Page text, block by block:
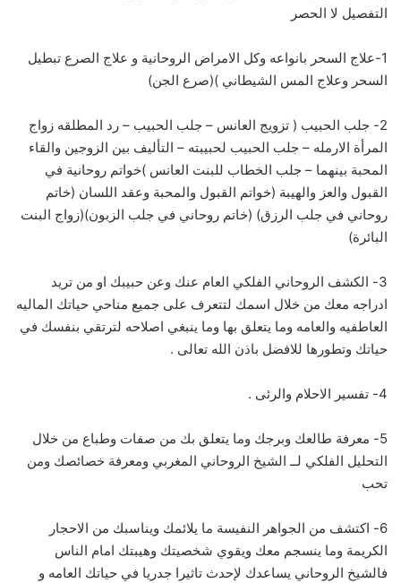
التفصيل لا الحصر
1-علاج السحر بانواعه وكل الامراض الروحانية و علاج الصرع تبطيل
السحر وعلاج المس الشيطاني )(صرع الجن)
2- جلب الحبيب ( تزويج العانس – جلب الحبيب – رد المطلقه زواج
المرأة الارمله – جلب الحبيب لحبيبته – التأليف بين الزوجين والقاء
المحبة بينهما – جلب الخطاب للبنت العانس )خواتم روحانية في
القبول والعز والهيبة (خواتم القبول والمحبة وعقد اللسان (خاتم
روحاني في جلب الرزق) (خاتم روحاني في جلب الزبون)(زواج البنت
البائرة)
3- الكشف الروحاني الفلكي العام عنك وعن حبيبك او من تريد
ادراجه معك من خلال اسمك لتتعرف على جميع مناحي حياتك الماليه
العاطفيه والعامه وما يتعلق بها وما ينبغي اصلاحه لترتقي بنفسك في
حياتك وتطورها للافضل باذن الله تعالى .
4- تفسير الاحلام والرئى .
5- معرفة طالعك وبرجك وما يتعلق بك من صفات وطباع من خلال
التحليل الفلكي لــ الشيخ الروحاني المغربي ومعرفة خصائصك ومن
تحب
6- اكتشف من الجواهر النفيسة ما يلائمك ويناسبك من الاحجار
الكريمة وما ينسجم معك ويقوي شخصيتك وهيبتك امام الناس
فالشيخ الروحاني يساعدك لإحدث تاثيرا جدريا في حياتك العامه و